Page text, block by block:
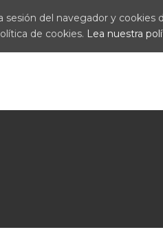
del navegador y
de cookies. Lea nuestra